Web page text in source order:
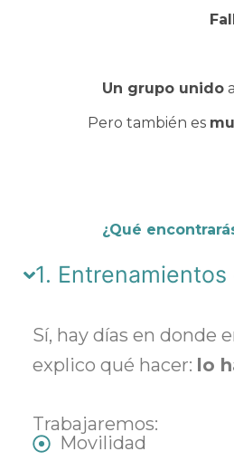
Un grupo unido
Pero también es
¿Qué
1.
Sí, hay días en donde
explico qué hacer: lo
Trabajaremos:
Movilidad